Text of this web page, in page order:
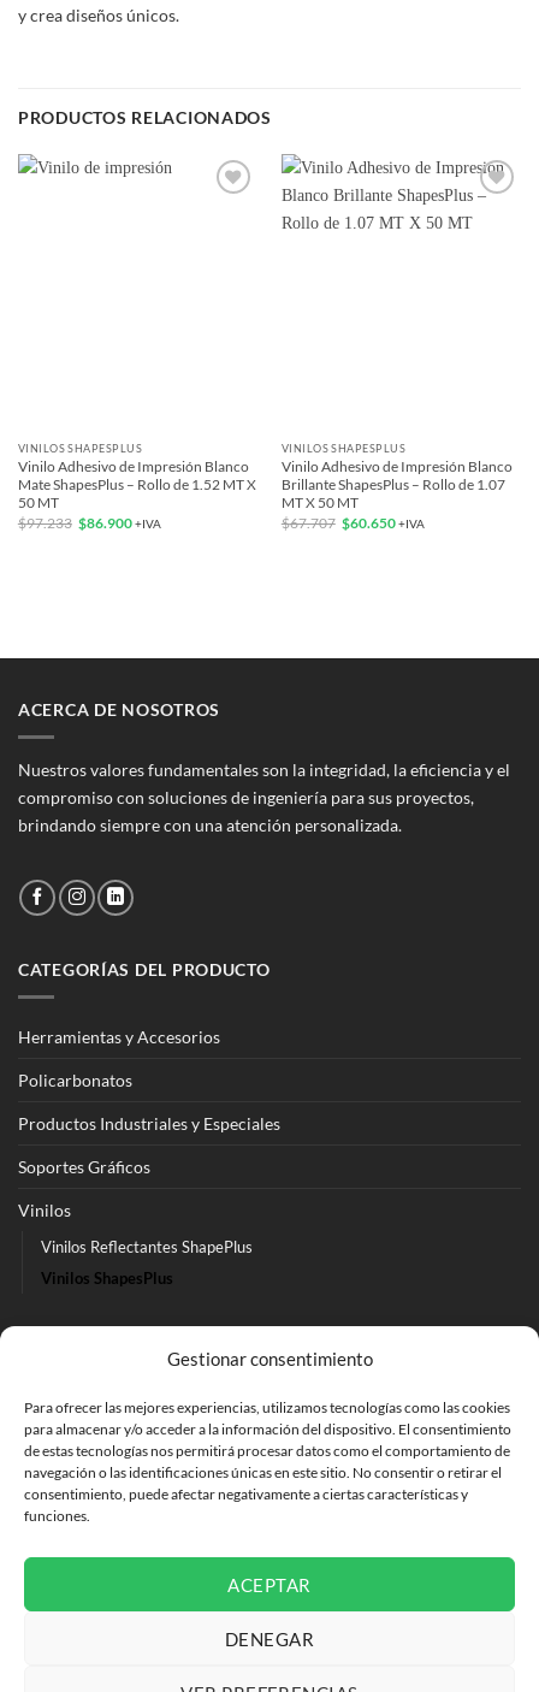
Gestionar consentimiento
Para ofrecer las mejores experiencias, utilizamos tecnologías como las cookies
para almacenar y/o acceder a la información del dispositivo. El consentimiento
de estas tecnologías nos permitirá procesar datos como el comportamiento de
navegación o las identificaciones únicas en este sitio. No consentir o retirar el
consentimiento, puede afectar negativamente a ciertas características y
funciones.
ACEPTAR
DENEGAR
y crea diseños únicos.
PRODUCTOS RELACIONADOS
VINILOS SHAPESPLUS
Vinilo Adhesivo de Impresión Blanco
Mate ShapesPlus – Rollo de 1.52 MT X
50 MT
$97.233 El
precio
$86.900El+IVA
VINILOS SHAPESPLUS
Vinilo Adhesivo de Impresión Blanco
Brillante ShapesPlus – Rollo de 1.07
MT X 50 MT
$67.707 El
precio
$60.650El+IVA
ACERCA DE NOSOTROS
Nuestros valores fundamentales son la integridad, la eficiencia y el
compromiso con soluciones de ingeniería para sus proyectos,
brindando siempre con una atención personalizada.
CATEGORÍAS DEL PRODUCTO
Herramientas y Accesorios
Policarbonatos
Productos Industriales y Especiales
Soportes Gráficos
Vinilos
Vinilos Reflectantes ShapePlus
Vinilos ShapesPlus
Román Spech 3213, Quinta Normal, Región Metropolitana
Janequeo 1770, Concepción, Región Bío Bío
Contactar por correo